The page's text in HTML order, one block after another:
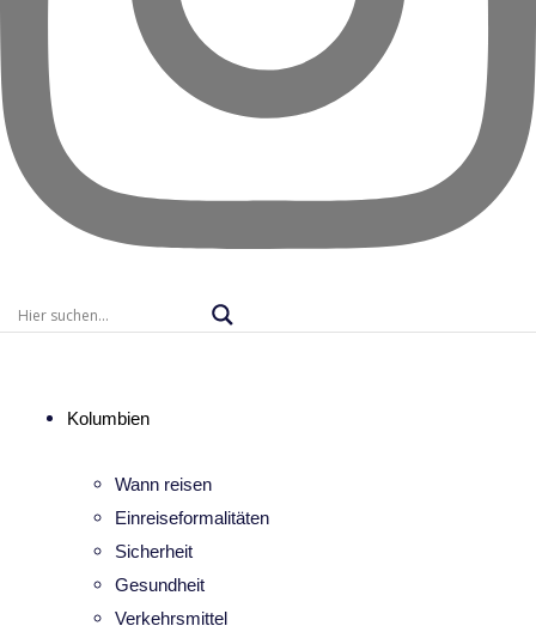
Kolumbien
Wann reisen
Einreiseformalitäten
Sicherheit
Gesundheit
Verkehrsmittel